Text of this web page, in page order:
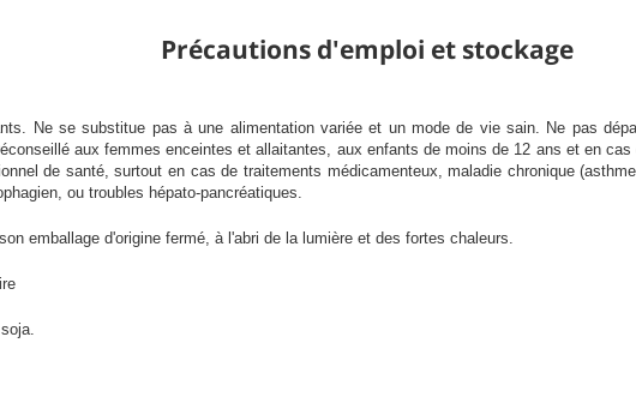
Précautions d'emploi et stockage
Ne se substitue pas à une alimentation variée et un mode de vie sain. Ne pas
aux femmes enceintes et allaitantes, aux enfants de moins de 12 ans et en
de santé, surtout en cas de traitements médicamenteux, maladie chronique
ou troubles hépato-pancréatiques.
emballage d'origine fermé, à l'abri de la lumière et des fortes chaleurs.